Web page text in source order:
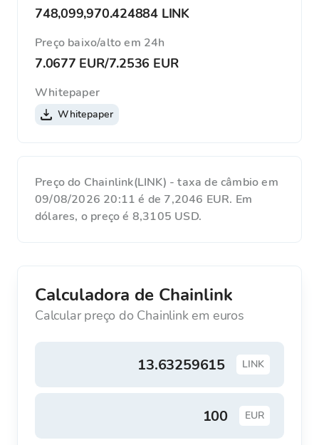
748,099,970.424884 LINK
Preço baixo/alto em 24h
7.0677 EUR/7.2536 EUR
Whitepaper
Whitepaper
Preço do Chainlink(LINK) - taxa de câmbio em
09/08/2026 20:11 é de 7,2046 EUR. Em
dólares, o preço é 8,3105 USD.
Calculadora de Chainlink
Calcular preço do Chainlink em euros
LINK
EUR